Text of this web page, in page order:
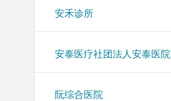
安禾诊所
安泰医疗社团法人安泰医院
阮综合医院